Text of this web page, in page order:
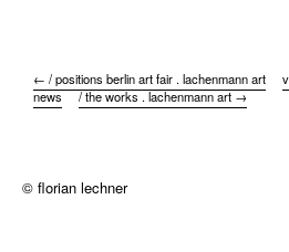
← / positions berlin art fair . lachenmann art
news
/ the works . lachenmann art →
© florian lechner